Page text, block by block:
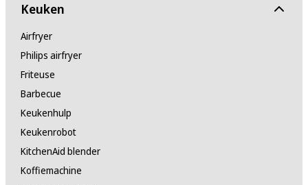
Keuken
Airfryer
Philips airfryer
Friteuse
Barbecue
Keukenhulp
Keukenrobot
KitchenAid blender
Koffiemachine